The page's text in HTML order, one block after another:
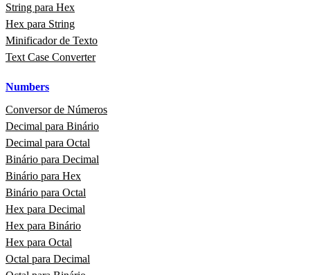
String para Hex
Hex para String
Minificador de Texto
Text Case Converter
Numbers
Conversor de Números
Decimal para Binário
Decimal para Octal
Binário para Decimal
Binário para Hex
Binário para Octal
Hex para Decimal
Hex para Binário
Hex para Octal
Octal para Decimal